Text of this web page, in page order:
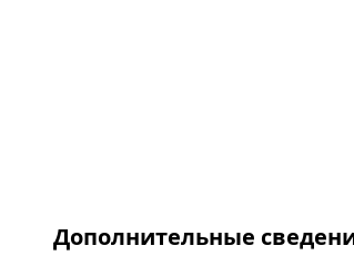
Дополнительные